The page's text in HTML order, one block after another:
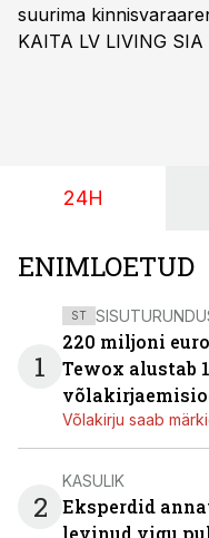
suurima
KAITA LV LIVING
24H
ENIMLOETUD
1
ST
220 miljoni
Tewox alustab
Võlakirju saab
2
KASULIK
Eksperdid
levinud vigu